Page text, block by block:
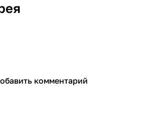
комментарий